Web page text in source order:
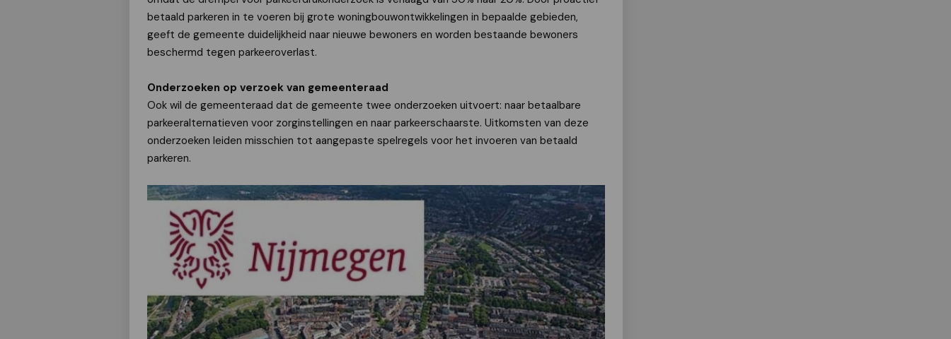
betaald parkeren in te voeren bij grote woningbouwontwikkelingen in bepaalde gebieden,
geeft de gemeente duidelijkheid naar nieuwe bewoners en worden bestaande bewoners
beschermd tegen parkeeroverlast.
Onderzoeken op verzoek van gemeenteraad
Ook wil de gemeenteraad dat de gemeente twee onderzoeken uitvoert: naar betaalbare
parkeeralternatieven voor zorginstellingen en naar parkeerschaarste. Uitkomsten van deze
onderzoeken leiden misschien tot aangepaste spelregels voor het invoeren van betaald
parkeren.